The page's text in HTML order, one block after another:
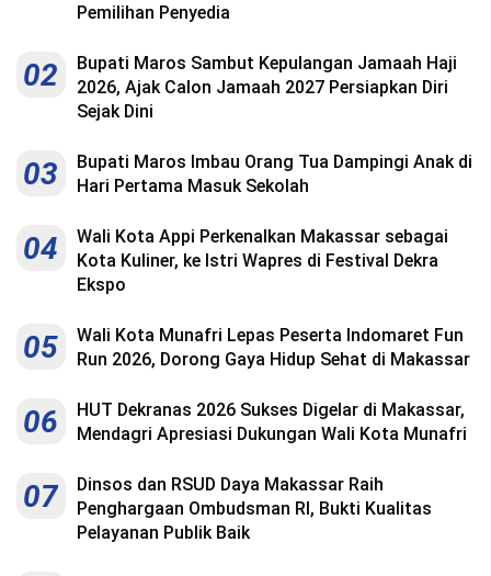
Pemilihan Penyedia
02
Bupati Maros Sambut Kepulangan Jamaah Haji
2026, Ajak Calon Jamaah 2027 Persiapkan Diri
Sejak Dini
03
Bupati Maros Imbau Orang Tua Dampingi Anak di
Hari Pertama Masuk Sekolah
04
Wali Kota Appi Perkenalkan Makassar sebagai
Kota Kuliner, ke Istri Wapres di Festival Dekra
Ekspo
05
Wali Kota Munafri Lepas Peserta Indomaret Fun
Run 2026, Dorong Gaya Hidup Sehat di Makassar
06
HUT Dekranas 2026 Sukses Digelar di Makassar,
Mendagri Apresiasi Dukungan Wali Kota Munafri
07
Dinsos dan RSUD Daya Makassar Raih
Penghargaan Ombudsman RI, Bukti Kualitas
Pelayanan Publik Baik